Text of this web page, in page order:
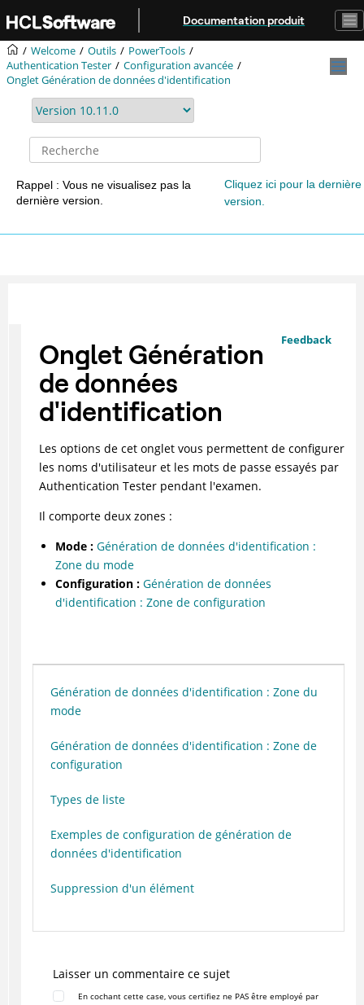
Aller au contenu principal
Documentation produit
Welcome Outils
PowerTools
Authentication Tester
Configuration avancée
Onglet Génération de données d'identification
Rappel : Vous ne visualisez pas la
dernière version.
Cliquez ici pour la dernière
version.
Feedback
Onglet Génération
de données
d'identification
Les options de cet onglet vous permettent de configurer
les noms d'utilisateur et les mots de passe essayés par
Authentication Testerpendant l'examen.
Il comporte deux zones :
Mode : Génération de données d'identification :
Zone du mode
Configuration : Génération de données
d'identification : Zone de configuration
Génération de données d'identification : Zone du
mode
Génération de données d'identification : Zone de
configuration
Types de liste
Exemples de configuration de génération de
données d'identification
Suppression d'un élément
Laisser un commentaire ce sujet
En cochant cette case, vous certifiez ne PAS être employé par